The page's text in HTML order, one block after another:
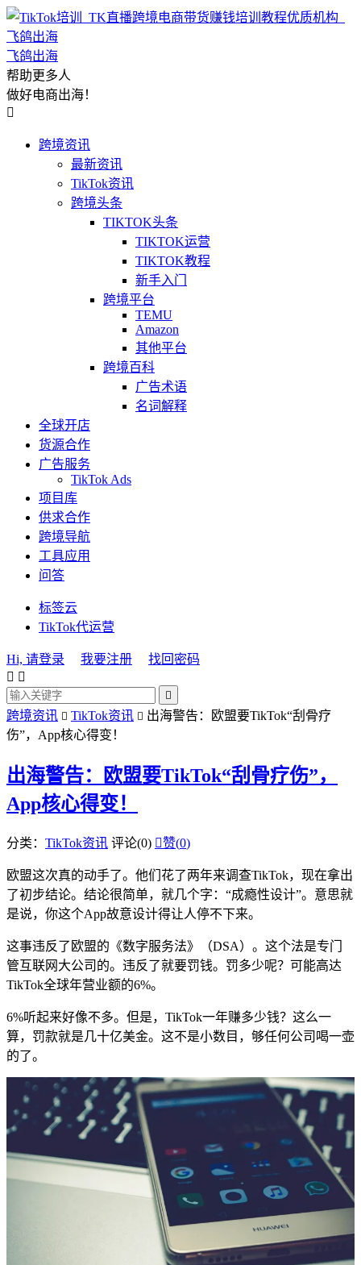
飞鸽出海
帮助更多人
做好电商出海！

跨境资讯
最新资讯
TikTok资讯
跨境头条
TIKTOK头条
TIKTOK运营
TIKTOK教程
新手入门
跨境平台
TEMU
Amazon
其他平台
跨境百科
广告术语
名词解释
全球开店
货源合作
广告服务
TikTok Ads
项目库
供求合作
跨境导航
工具应用
问答
标签云
TikTok代运营
Hi, 请登录 我要注册
找回密码
 

跨境资讯  TikTok资讯  出海警告：欧盟要TikTok“刮骨疗
伤”，App核心得变！
出海警告：欧盟要TikTok“刮骨疗伤”，
App核心得变！
分类： TikTok资讯 评论(0) 赞(0)
欧盟这次真的动手了。他们花了两年来调查TikTok，现在拿出
了初步结论。结论很简单，就几个字：“成瘾性设计”。意思就
是说，你这个App故意设计得让人停不下来。
这事违反了欧盟的《数字服务法》（DSA）。这个法是专门
管互联网大公司的。违反了就要罚钱。罚多少呢？可能高达
TikTok全球年营业额的6%。
6%听起来好像不多。但是，TikTok一年赚多少钱？这么一
算，罚款就是几十亿美金。这不是小数目，够任何公司喝一壶
的了。